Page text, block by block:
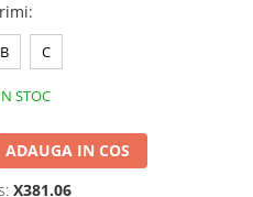
:
B C
STOC
ADAUGA IN COS
X381.06